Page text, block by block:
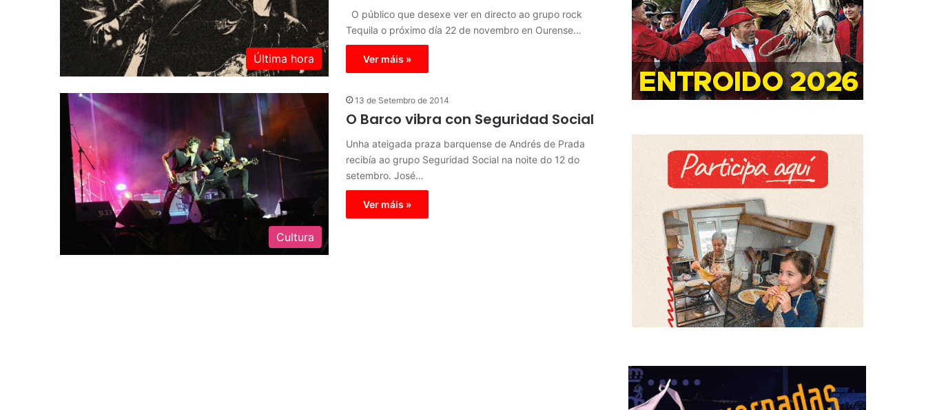
Última hora
O público que desexe ver en directo ao grupo rock
Tequila o próximo día 22 de novembro en Ourense…
Ver máis »
Cultura
13 de Setembro de 2014
O Barco vibra con Seguridad Social
Unha ateigada praza barquense de Andrés de Prada
recibía ao grupo Seguridad Social na noite do 12 do
setembro. José…
Ver máis »